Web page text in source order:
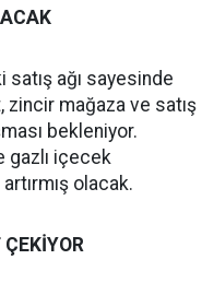
ağı sayesinde
zincir mağaza ve satış
bekleniyor.
gazlı içecek
olacak.